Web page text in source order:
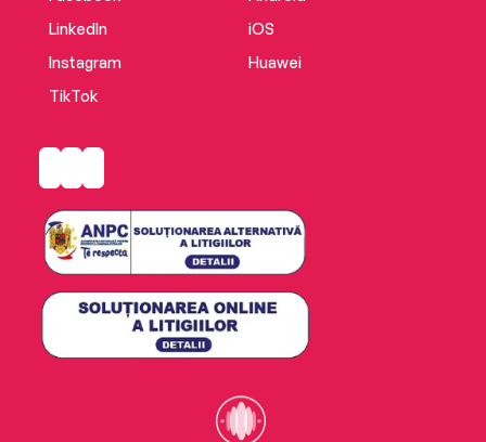
LinkedIn
Instagram
TikTok
iOS
Huawei